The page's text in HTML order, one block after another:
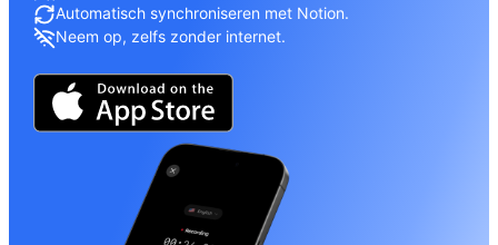
Automatisch synchroniseren met Notion.
Neem op, zelfs zonder internet.